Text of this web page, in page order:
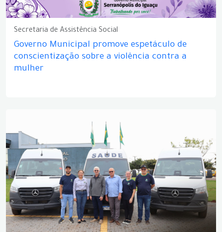
Secretaria de Assistência Social
Governo Municipal promove espetáculo de
conscientização sobre a violência contra a
mulher